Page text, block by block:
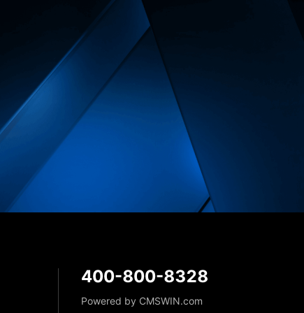
400-800-8328
Powered by CMSWIN.com